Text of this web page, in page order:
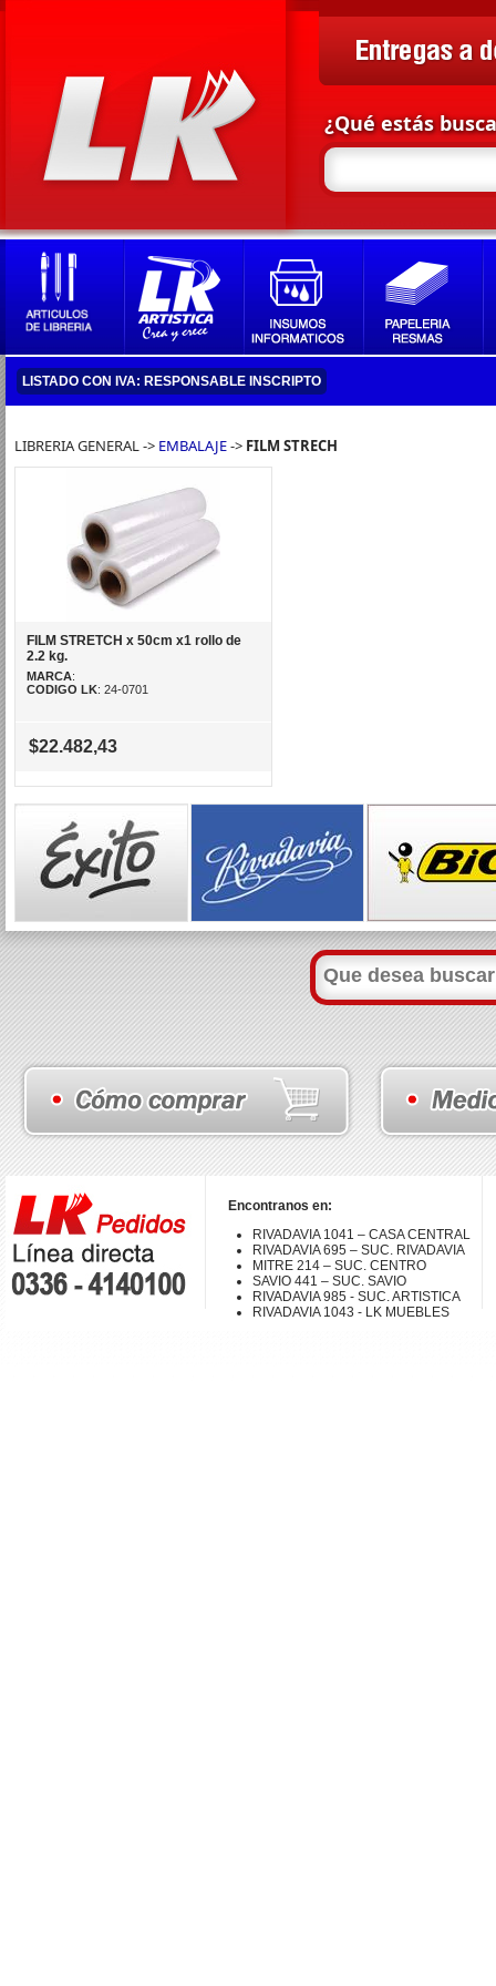
¿Qué estás
LISTADO CON IVA: RESPONSABLE INSCRIPTO
LIBRERIA GENERAL -> EMBALAJE-> FILM STRECH
FILM STRETCH x 50cm x1 rollo de
2.2 kg.
MARCA:
CODIGO LK: 24-0701
$22.482,43
Encontranos en:
RIVADAVIA 1041 – CASA CENTRAL
RIVADAVIA 695 – SUC. RIVADAVIA
MITRE 214 – SUC. CENTRO
SAVIO 441 – SUC. SAVIO
RIVADAVIA 985 - SUC. ARTISTICA
RIVADAVIA 1043 - LK MUEBLES